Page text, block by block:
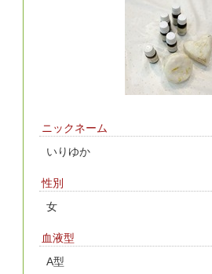
ニックネーム
いりゆか
性別
女
血液型
A型